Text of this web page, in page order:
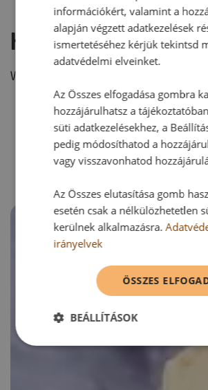
Hozzászólás írása
Vélemény írásához, kérjük,
információkért, valamint a
alapján végzett adatkezelések
ismertetéséhez kérjük tekintsd
adatvédelmi elveinket.
Az Összes elfogadása gombra
hozzájárulhatsz a
süti adatkezelésekhez, a
pedig módosíthatod a
vagy visszavonhatod
Az Összes elutasítása gomb
esetén csak a nélkülözhetetlen
kerülnek alkalmazásra.
irányelvek
ÖSSZES
BEÁLLÍTÁSOK